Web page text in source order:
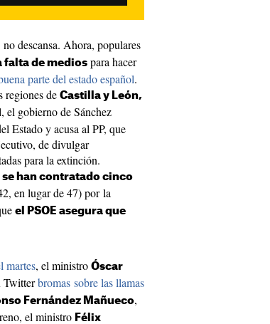
no descansa. Ahora, populares
falta de medios para hacer
parte del estado español.
regiones de Castilla y León,
el gobierno de Sánchez
Estado y acusa al PP, que
de divulgar
para la extinción.
se han contratado cinco
en lugar de 47) por la
el PSOE asegura que
martes, el ministro Óscar
Twitterbromas sobre las llamas
Fernández Mañueco,
el ministro Félix